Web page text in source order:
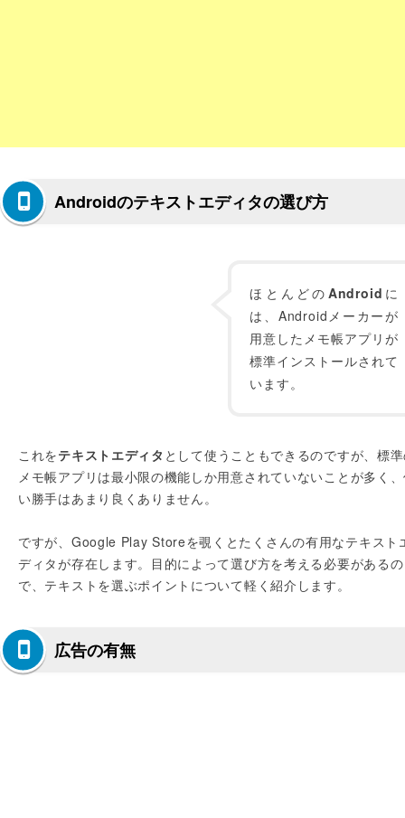
Androidのテキストエディタの選び方
ほとんどの Android に
は、Androidメーカーが
用意したメモ帳アプリが
標準インストールされて
います。
これをテキストエディタ として使うこともできるのですが、標
メモ帳アプリは最小限の機能しか用意されていないことが多く
い勝手はあまり良くありません。
ですが、Google Play Storeを覗くとたくさんの有用なテキスト
ディタが存在します。目的によって選び方を考える必要があるの
で、テキストを選ぶポイントについて軽く紹介します。
広告の有無